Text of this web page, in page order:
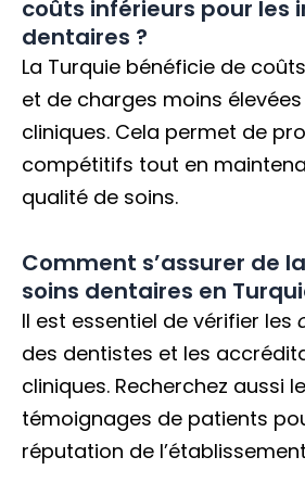
coûts inférieurs pour les
dentaires ?
La Turquie bénéficie de
et de charges moins
cliniques. Cela permet de
compétitifs tout en
qualité de soins.
Comment s’assurer de
soins dentaires en
Il est essentiel de vérifier les
des dentistes et les
cliniques. Recherchez aussi
témoignages de patients
réputation de